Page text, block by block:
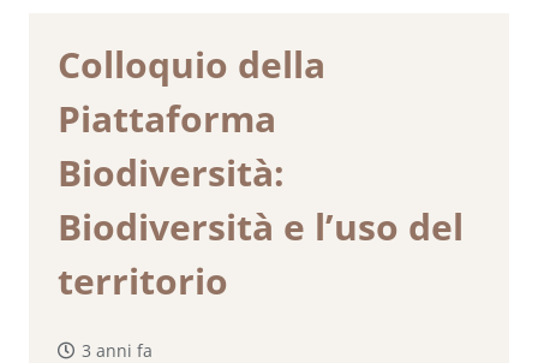
Colloquio della
Piattaforma
Biodiversità:
Biodiversità e l’uso del
territorio
3 anni fa